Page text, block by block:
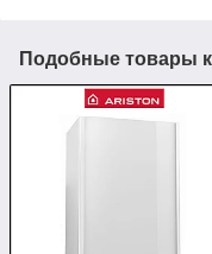
Подобные товары